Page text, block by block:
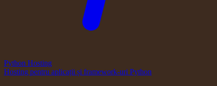
Python Hosting
Hosting pentru aplicații și framework-uri Python